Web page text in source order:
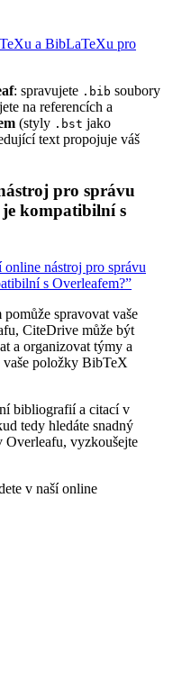
a BibLaTeXu pro
: spravujete .bib soubory
na referencích a
(styly .bst jako
text propojuje váš
pro správu
kompatibilní s
nástroj pro správu
s Overleafem?”
spravovat vaše
CiteDrive může být
a organizovat týmy a
vaše položky BibTeX
bibliografií a citací v
tedy hledáte snadný
Overleafu, vyzkoušejte
v naší online